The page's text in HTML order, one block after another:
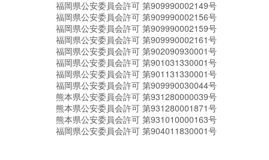
福岡県公安委員会許可 第909990002149号
福岡県公安委員会許可 第909990002156号
福岡県公安委員会許可 第909990002159号
福岡県公安委員会許可 第909990002161号
福岡県公安委員会許可 第902090930001号
福岡県公安委員会許可 第901031330001号
福岡県公安委員会許可 第901131330001号
福岡県公安委員会許可 第909990030044号
熊本県公安委員会許可 第931280000039号
熊本県公安委員会許可 第931280001871号
熊本県公安委員会許可 第931010000163号
福岡県公安委員会許可 第904011830001号